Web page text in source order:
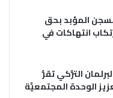
المؤبد بحق
انتهاكات في
التُّركي تقرُّ
الوحدة المجتمعيَّة